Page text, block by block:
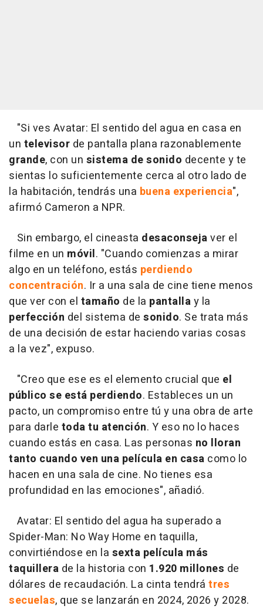
"Si ves Avatar: El sentido del agua en casa en
un televisor de pantalla plana razonablemente
grande, con un sistema de sonido decente y te
sientas lo suficientemente cerca al otro lado de
la habitación, tendrás una buena experiencia",
afirmó Cameron a NPR.
Sin embargo, el cineasta desaconsejaver el
filme en un móvil. "Cuando comienzas a mirar
algo en un teléfono, estás perdiendo
concentración. Ir a una sala de cine tiene menos
que ver con el tamaño de la pantallay la
perfección del sistema de sonido. Se trata más
de una decisión de estar haciendo varias cosas
a la vez", expuso.
"Creo que ese es el elemento crucial que el
público se está perdiendo. Estableces un un
pacto, un compromiso entre tú y una obra de arte
para darle toda tu atención. Y eso no lo haces
cuando estás en casa. Las personas no lloran
tanto cuando ven una película en casa como lo
hacen en una sala de cine. No tienes esa
profundidad en las emociones", añadió.
Avatar: El sentido del agua ha superado a
Spider-Man: No Way Home en taquilla,
convirtiéndose en la sexta película más
taquillera de la historia con 1.920 millones de
dólares de recaudación. La cinta tendrá tres
secuelas, que se lanzarán en 2024, 2026 y 2028.